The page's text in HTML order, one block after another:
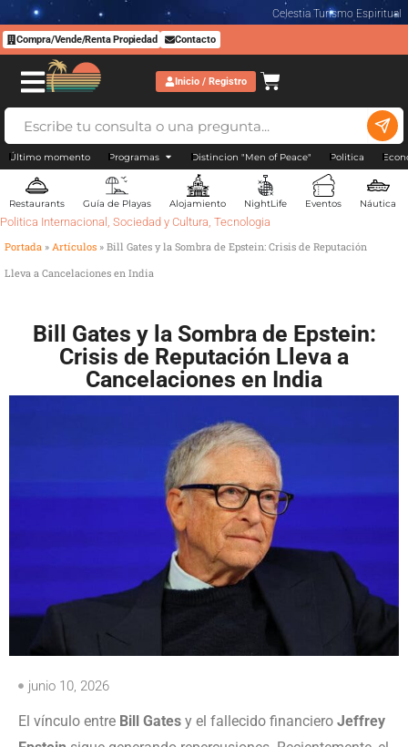
Celestia Turismo Espiritual
Compra/Vende/Renta Propiedad Contacto
Inicio / Registro
Último momento Programas Distincion "Men of Peace" Politica
Restaurants Guía de Playas Alojamiento NightLife Eventos Náutica
Politica Internacional , Sociedad y Cultura, Tecnologia
Portada » Artículos » Bill Gates y la Sombra de Epstein: Crisis de Reputación
Lleva a Cancelaciones en India
Bill Gates y la Sombra de Epstein:
Crisis de Reputación Lleva a
Cancelaciones en India
junio 10, 2026
El vínculo entre Bill Gates y el fallecido financiero Jeffrey